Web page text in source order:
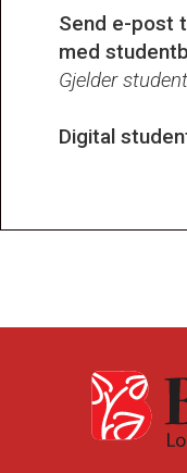
Send e-post
med
Gjelder
Digital